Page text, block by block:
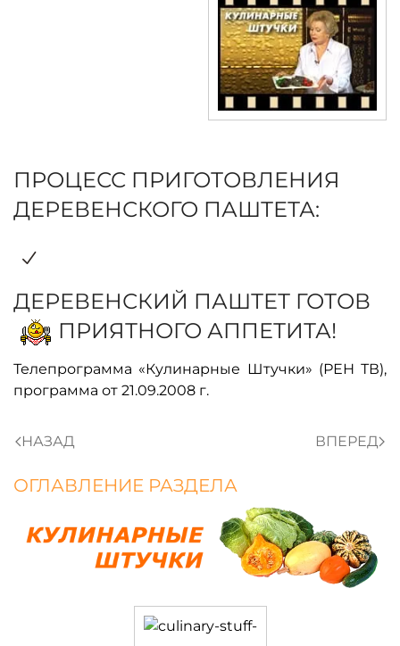
ПРОЦЕСС ПРИГОТОВЛЕНИЯ
ДЕРЕВЕНСКОГО ПАШТЕТА:
ДЕРЕВЕНСКИЙ ПАШТЕТ ГОТОВ
ПРИЯТНОГО АППЕТИТА!
Телепрограмма «Кулинарные Штучки» (РЕН ТВ),
программа от 21.09.2008 г.
НАЗАД ВПЕРЕД
ОГЛАВЛЕНИЕ РАЗДЕЛА